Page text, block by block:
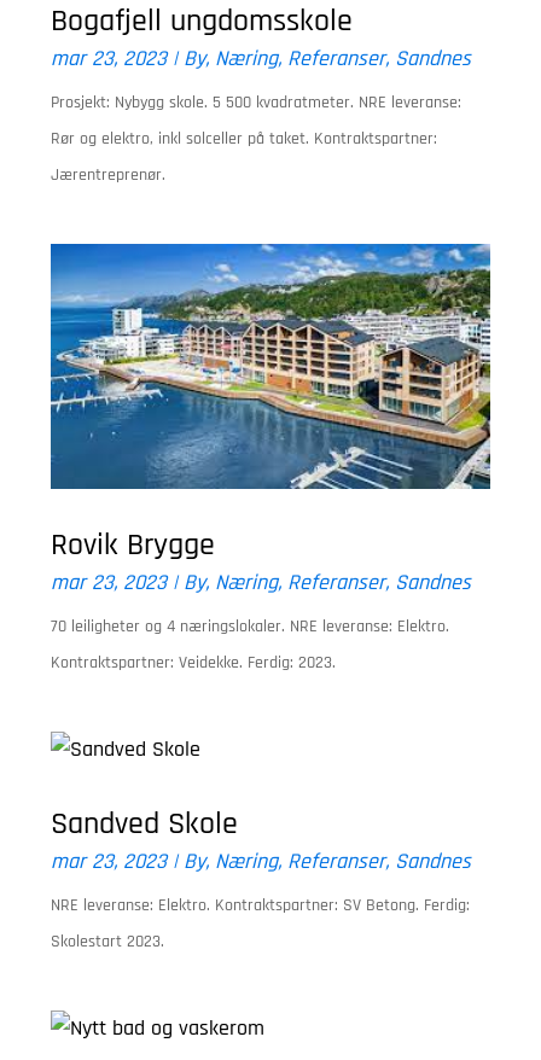
Bogafjell ungdomsskole
mar 23, 2023|By, Næring, Referanser, Sandnes
Prosjekt: Nybygg skole. 5 500 kvadratmeter. NRE leveranse:
Rør og elektro, inkl solceller på taket. Kontraktspartner:
Jærentreprenør.
Rovik Brygge
mar 23, 2023|By, Næring, Referanser, Sandnes
70 leiligheter og 4 næringslokaler. NRE leveranse: Elektro.
Kontraktspartner: Veidekke. Ferdig: 2023.
Sandved Skole
mar 23, 2023|By, Næring, Referanser, Sandnes
NRE leveranse: Elektro. Kontraktspartner: SV Betong. Ferdig:
Skolestart 2023.